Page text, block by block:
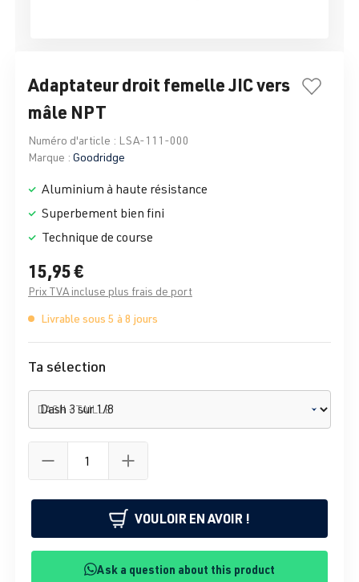
Adaptateur droit femelle JIC vers
mâle NPT
Numéro d'article : LSA-111-000
Marque : Goodridge
Aluminium à haute résistance
Superbement bien fini
Technique de course
15,95 €
Prix TVA incluse plus frais de port
Livrable sous 5 à 8 jours
Ta sélection
DASH - TAILLE
VOULOIR EN AVOIR !
Ask a question about this product